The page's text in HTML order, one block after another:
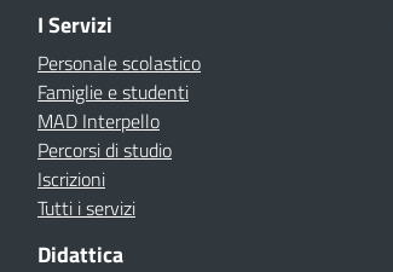
I Servizi
Personale scolastico
Famiglie e studenti
MAD Interpello
Percorsi di studio
Iscrizioni
Tutti i servizi
Didattica